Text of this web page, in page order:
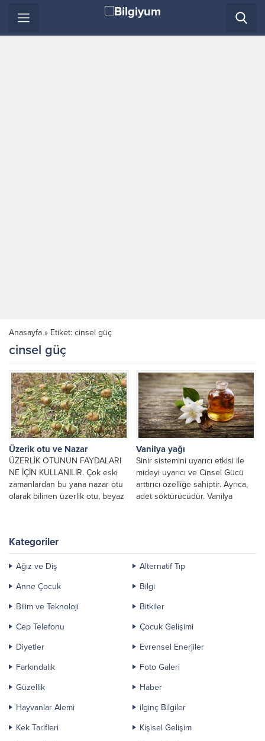
Anasayfa » Etiket: cinsel güç
cinsel güç
Üzerik otu ve Nazar
ÜZERLİK OTUNUN FAYDALARI
NE İÇİN KULLANILIR. Çok eski
zamanlardan bu yana nazar otu
olarak bilinen üzerlik otu, beyaz
Vanilya yağı
Sinir sistemini uyarıcı etkisi ile
mideyi uyarıcı ve Cinsel Gücü
arttırıcı özelliğe sahiptir. Ayrıca,
adet söktürücüdür. Vanilya
Kategoriler
Ağız ve Diş
Alternatif Tıp
Anne Çocuk
Bilgi
Bilim ve Teknoloji
Bitkiler
Cep Telefonu
Çocuk Gelişimi
Diyetler
Evrensel Enerjiler
Farkındalık
Foto Galeri
Güzellik
Haber
Hayvanlar Alemi
ilginç Bilgiler
Kek Tarifleri
Kişisel Gelişim